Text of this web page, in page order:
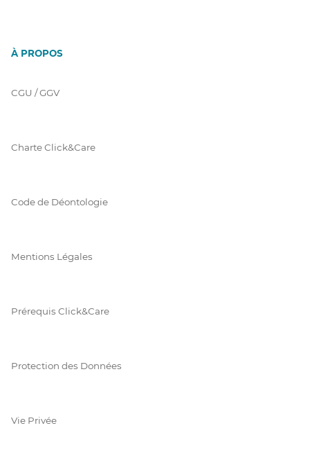
À PROPOS
CGU / GGV
Charte Click&Care
Code de Déontologie
Mentions Légales
Prérequis Click&Care
Protection des Données
Vie Privée